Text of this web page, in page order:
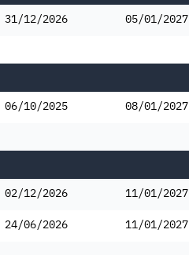
31/12/2026 05/01/2027
06/10/2025 08/01/2027
02/12/2026 11/01/2027
24/06/2026 11/01/2027